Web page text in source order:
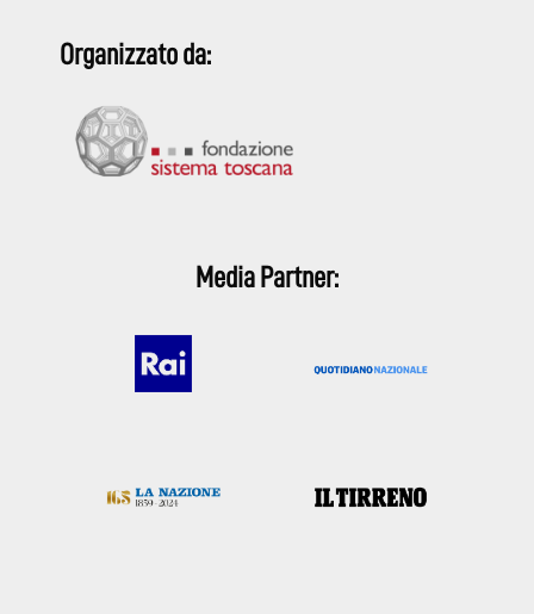
Organizzato da:
Media Partner: